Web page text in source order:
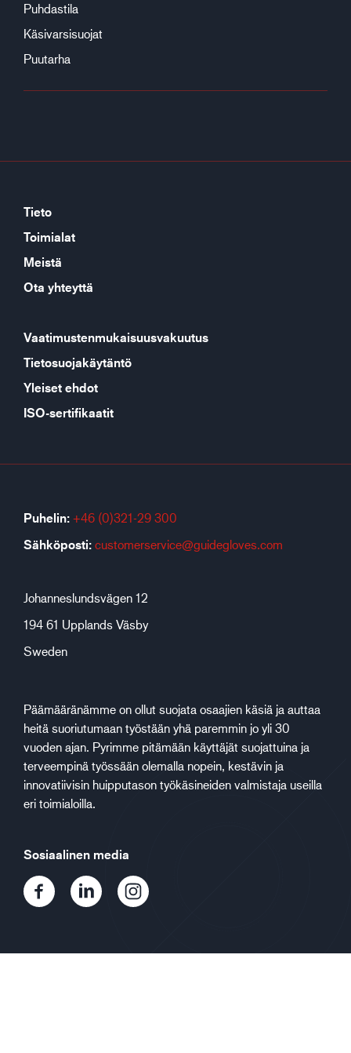
Puhdastila
Käsivarsisuojat
Puutarha
Tieto
Toimialat
Meistä
Ota yhteyttä
Vaatimustenmukaisuusvakuutus
Tietosuojakäytäntö
Yleiset ehdot
ISO-sertifikaatit
Puhelin: +46 (0)321-29 300
Sähköposti: customerservice@guidegloves.com
Johanneslundsvägen 12
194 61 Upplands Väsby
Sweden
Päämääränämme on ollut suojata osaajien käsiä ja auttaa
heitä suoriutumaan työstään yhä paremmin jo yli 30
vuoden ajan. Pyrimme pitämään käyttäjät suojattuina ja
terveempinä työssään olemalla nopein, kestävin ja
innovatiivisin huipputason työkäsineiden valmistaja useilla
eri toimialoilla.
Sosiaalinen media